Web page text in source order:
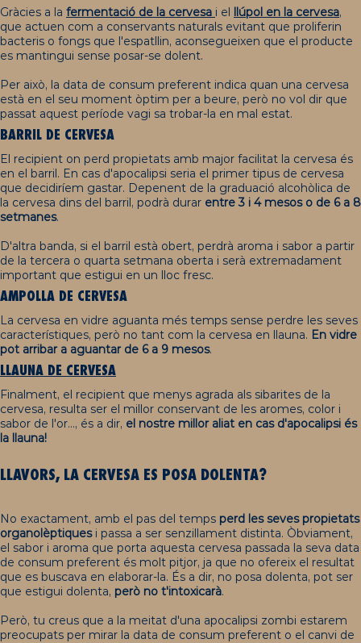
Gràcies a la fermentació de la cervesa i el llúpol en la cervesa,
que actuen com a conservants naturals evitant que proliferin
bacteris o fongs que l'espatllin, aconsegueixen que el producte
es mantingui sense posar-se dolent.
Per això, la data de consum preferent indica quan una cervesa
està en el seu moment òptim per a beure, però no vol dir que
passat aquest període vagi sa trobar-la en mal estat.
BARRIL DE CERVESA
El recipient on perd propietats amb major facilitat la cervesa és
en el barril. En cas d'apocalipsi seria el primer tipus de cervesa
que decidiríem gastar. Depenent de la graduació alcohòlica de
la cervesa dins del barril, podrà durar entre 3 i 4 mesos o de 6 a 8
setmanes.
D'altra banda, si el barril està obert, perdrà aroma i sabor a partir
de la tercera o quarta setmana oberta i serà extremadament
important que estigui en un lloc fresc.
AMPOLLA DE CERVESA
La cervesa en vidre aguanta més temps sense perdre les seves
característiques, però no tant com la cervesa en llauna. En vidre
pot arribar a aguantar de 6 a 9 mesos.
LLAUNA DE CERVESA
Finalment, el recipient que menys agrada als sibarites de la
cervesa, resulta ser el millor conservant de les aromes, color i
sabor de l'or..., és a dir, el nostre millor aliat en cas d'apocalipsi és
la llauna!
LLAVORS, LA C ERVESA ES POSA DOLENTA?
No exactament, amb el pas del temps perd les seves propietats
organolèptiques i passa a ser senzillament distinta. Òbviament,
el sabor i aroma que porta aquesta cervesa passada la seva data
de consum preferent és molt pitjor, ja que no ofereix el resultat
que es buscava en elaborar-la. És a dir, no posa dolenta, pot ser
que estigui dolenta, però no t'intoxicarà.
Però, tu creus que a la meitat d'una apocalipsi zombi estarem
preocupats per mirar la data de consum preferent o el canvi de